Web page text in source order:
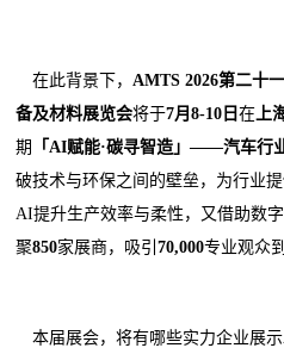
在此背景下， AMTS 2026第二十
备及材料展览会将于7月8-10日在 上
期
「AI赋能·碳寻智造」——汽车行
破技术与环保之间的壁垒，为行业
AI提升生产效率与柔性，又借助数
聚850家展商，吸引70,000专业观众
本届展会，将有哪些实力企业展